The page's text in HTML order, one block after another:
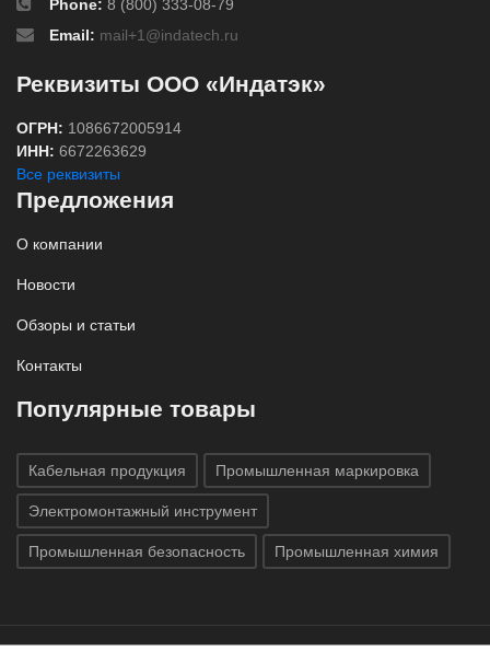
Phone: 8 (800) 333-08-79
Email: mail+1@indatech.ru
Реквизиты ООО «Индатэк»
ОГРН: 1086672005914
ИНН: 6672263629
Все реквизиты
Предложения
О компании
Новости
Обзоры и статьи
Контакты
Популярные товары
Кабельная продукция Промышленная маркировка
Электромонтажный инструмент
Промышленная безопасность Промышленная химия